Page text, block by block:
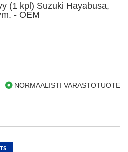
(1 kpl) Suzuki Hayabusa,
- OEM
NORMAALISTI VARASTOTUOTE